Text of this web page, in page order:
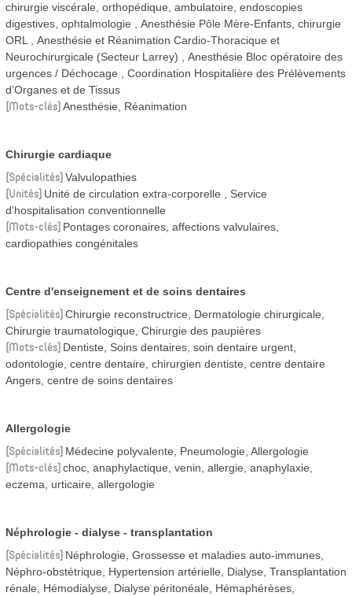
chirurgie viscérale, orthopédique, ambulatoire, endoscopies
digestives, ophtalmologie
Anesthésie Pôle Mère-Enfants, chirurgie
ORL
Anesthésie et Réanimation Cardio-Thoracique et
Neurochirurgicale (Secteur Larrey)
Anesthésie Bloc opératoire des
urgences / Déchocage
Coordination Hospitalière des Prélèvements
d’Organes et de Tissus
Mots-clés Anesthésie, Réanimation
Chirurgie cardiaque
Spécialités Valvulopathies
Unités Unité de circulation extra-corporelle
Service
d'hospitalisation conventionnelle
Mots-clés Pontages coronaires, affections valvulaires,
cardiopathies congénitales
Centre d'enseignement et de soins dentaires
Spécialités Chirurgie reconstructrice, Dermatologie chirurgicale,
Chirurgie traumatologique, Chirurgie des paupières
Mots-clés Dentiste, Soins dentaires, soin dentaire urgent,
odontologie, centre dentaire, chirurgien dentiste, centre dentaire
Angers, centre de soins dentaires
Allergologie
Spécialités Médecine polyvalente, Pneumologie, Allergologie
Mots-clés choc, anaphylactique, venin, allergie, anaphylaxie,
eczema, urticaire, allergologie
Néphrologie - dialyse - transplantation
Spécialités Néphrologie, Grossesse et maladies auto-immunes,
Néphro-obstétrique, Hypertension artérielle, Dialyse, Transplantation
rénale, Hémodialyse, Dialyse péritonéale, Hémaphérèses,